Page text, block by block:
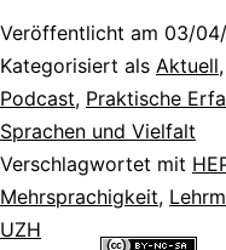
Veröffentlicht am 03/
Kategorisiert als Aktuell,
Podcast, Praktische
Sprachen und Vielfalt
Verschlagwortet mit
Mehrsprachigkeit,
UZH